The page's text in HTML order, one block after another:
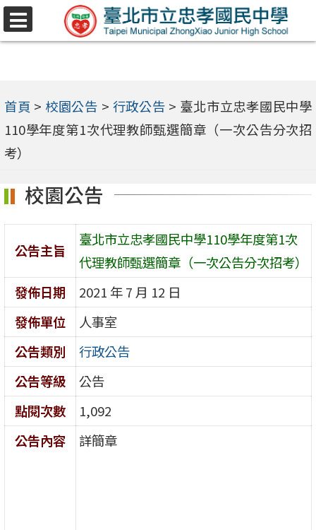
跳
至
內
容
區
選
首頁 > 校園公告 > 行政公告 > 臺北市立忠孝國民中學
110學年度第1次代理教師甄選簡章（一次公告分次招
考）
校園公告
公告主旨
臺北市立忠孝國民中學110學年度第1次
代理教師甄選簡章（一次公告分次招考）
發佈日期
2021 年 7 月 12 日
發佈單位
人事室
公告類別
行政公告
公告等級
公告
點閱次數
1,092
公告內容
詳簡章